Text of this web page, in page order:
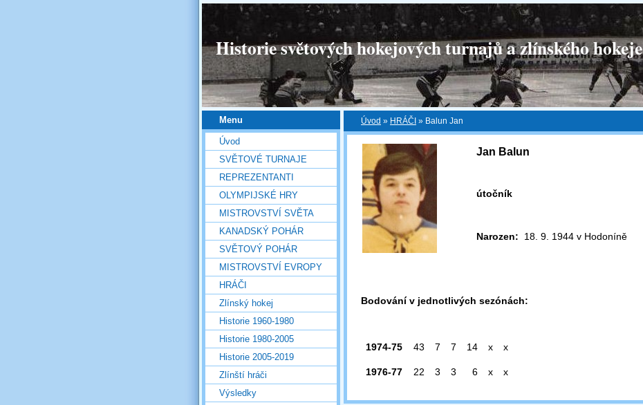
Historie světových hokejových turnajů a zlínského hokeje
Úvod » HRÁČI » Balun Jan
Jan Balun
útočník
Narozen: 18. 9. 1944 v Hodoníně
Bodování v jednotlivých sezónách:
1974-75 43 7 7 14 x x
1976-77 22 3 3 6 x x
Menu
Úvod
SVĚTOVÉ TURNAJE
REPREZENTANTI
OLYMPIJSKÉ HRY
MISTROVSTVÍ SVĚTA
KANADSKÝ POHÁR
SVĚTOVÝ POHÁR
MISTROVSTVÍ EVROPY
HRÁČI
Zlínský hokej
Historie 1960-1980
Historie 1980-2005
Historie 2005-2019
Zlínští hráči
Výsledky